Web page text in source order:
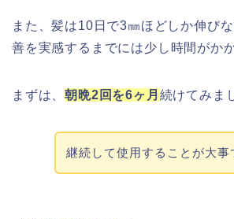
また、髪は10日で3㎜ほどしか伸び
善を実感するまでには少し時間がか
まずは、朝晩2回を6ヶ月 続けてみま
継続して使用することが大事